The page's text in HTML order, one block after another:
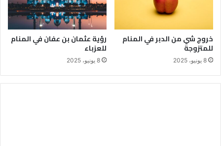
خروج شي من الدبر في المنام
للمتزوجة
8 يونيو، 2025
رؤية عثمان بن عفان في المنام
للعزباء
8 يونيو، 2025